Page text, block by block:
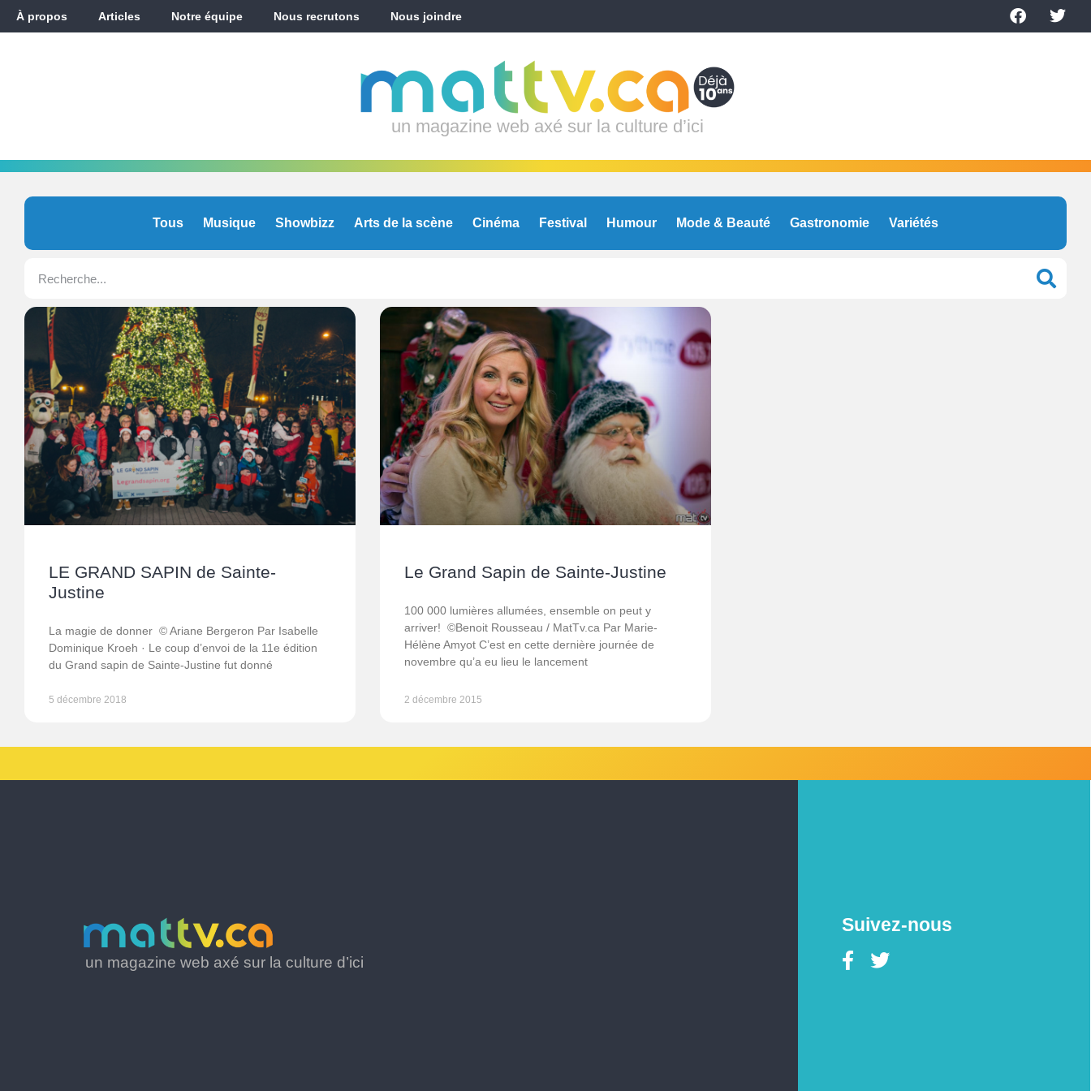
À propos Articles Notre équipe Nous recrutons Nous joindre
un magazine web axé sur la culture d’ici
Tous Musique Showbizz Arts de la scène Cinéma Festival Humour Mode & Beauté Gastronomie Variétés
LE GRAND SAPIN de Sainte-
Justine
La magie de donner © Ariane Bergeron Par Isabelle
Dominique Kroeh · Le coup d’envoi de la 11e édition
du Grand sapin de Sainte-Justine fut donné
5 décembre 2018
Le Grand Sapin de Sainte-Justine
100 000 lumières allumées, ensemble on peut y
arriver! ©Benoit Rousseau / MatTv.ca Par Marie-
Hélène Amyot C’est en cette dernière journée de
novembre qu’a eu lieu le lancement
2 décembre 2015
un magazine web axé sur la culture d’ici
Suivez-nous